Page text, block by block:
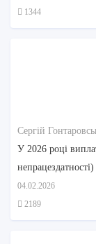
1344
Сергій
У 2026 році
звернути увагу
04.02.2026
2189